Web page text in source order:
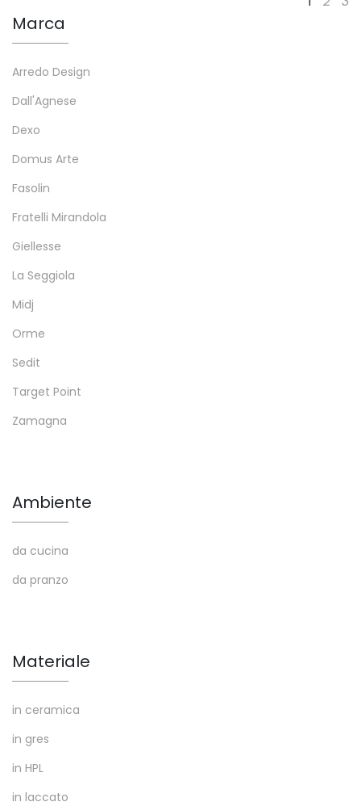
Marca
Arredo Design
Dall'Agnese
Dexo
Domus Arte
Fasolin
Fratelli Mirandola
Giellesse
La Seggiola
Midj
Orme
Sedit
Target Point
Zamagna
Ambiente
da cucina
da pranzo
Materiale
in ceramica
in gres
in HPL
in laccato